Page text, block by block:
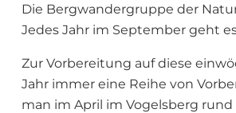
Die Bergwandergruppe der
Jedes Jahr im September geht
Zur Vorbereitung auf diese
Jahr immer eine Reihe von
man im April im Vogelsberg